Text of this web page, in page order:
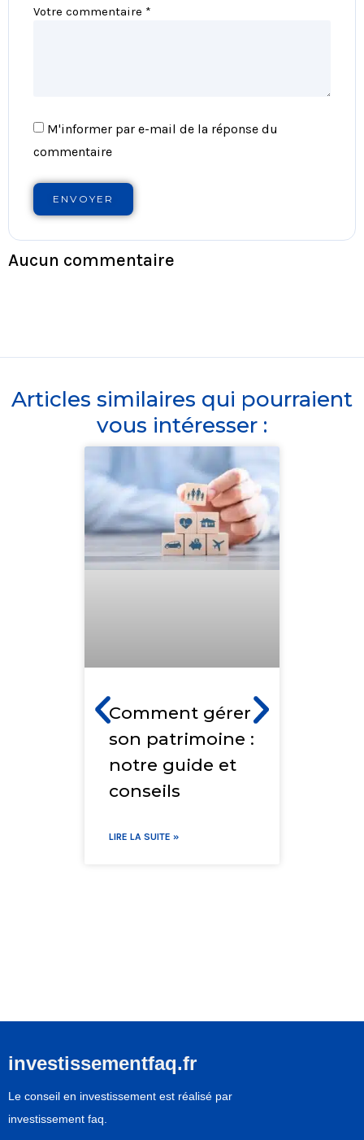
Votre commentaire *
M'informer par e-mail de la réponse du
commentaire
ENVOYER
Aucun commentaire
Articles similaires qui pourraient
vous intéresser :
Comment gérer
son patrimoine :
notre guide et
conseils
LIRE LA SUITE »
investissementfaq.fr
Le conseil en investissement est réalisé par
investissement faq.